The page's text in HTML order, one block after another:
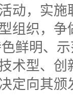
动，实
组织，争
鲜明、
术型、
定向其